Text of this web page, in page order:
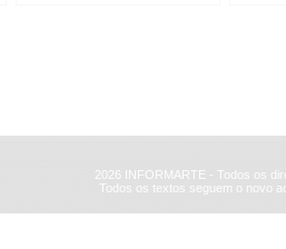
2026 INFORMARTE - Todos os
Todos os textos seguem o novo